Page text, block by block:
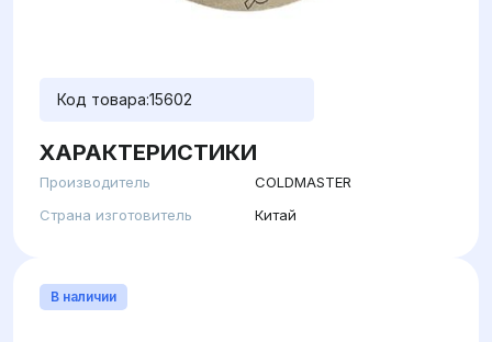
Код товара:15602
ХАРАКТЕРИСТИКИ
Производитель
COLDMASTER
Страна изготовитель
Китай
В наличии